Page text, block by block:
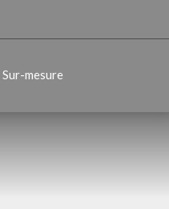
Sur-mesure